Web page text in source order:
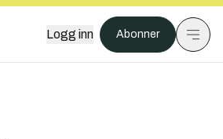
Logg inn Abonner